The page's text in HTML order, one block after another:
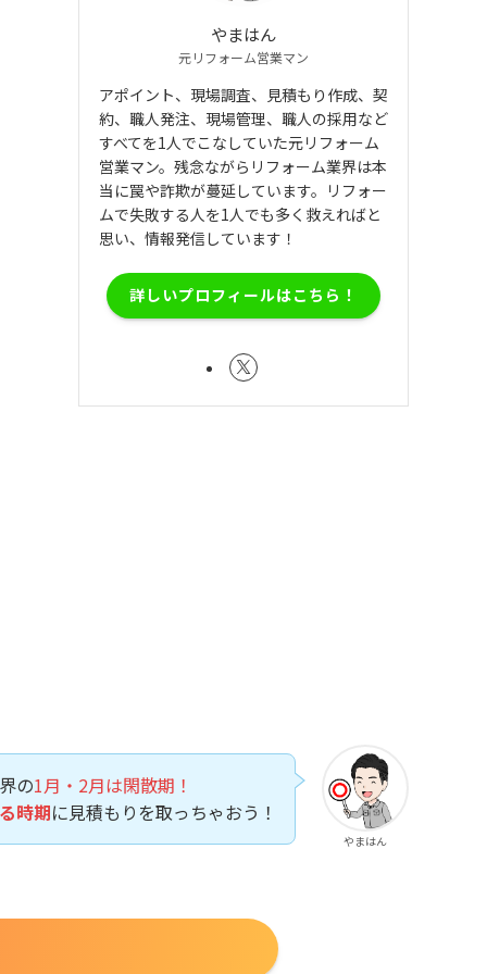
やまはん
元リフォーム営業マン
アポイント、現場調査、見積もり作成、契
約、職人発注、現場管理、職人の採用など
すべてを1人でこなしていた元リフォーム
営業マン。残念ながらリフォーム業界は本
当に罠や詐欺が蔓延しています。リフォー
ムで失敗する人を1人でも多く救えればと
思い、情報発信しています！
詳しいプロフィールはこちら！
やまはん
の1月・2月は閑散期！
時期に見積もりを取っちゃおう！